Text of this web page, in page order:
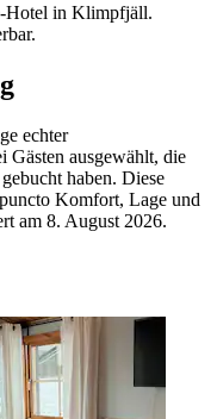
Hotel in Klimpfjäll.
echter
Gästen ausgewählt, die
haben. Diese
Komfort, Lage und
am 8. August 2026.